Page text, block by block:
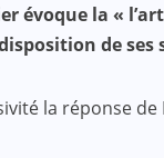
évoque la «
de
la réponse